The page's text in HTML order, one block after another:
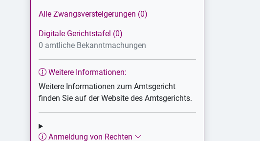
Alle Zwangsversteigerungen (0)
Digitale Gerichtstafel (0)
0 amtliche Bekanntmachungen
Weitere Informationen:
Weitere Informationen zum Amtsgericht
finden Sie auf der Website des Amtsgerichts.
Anmeldung von Rechten